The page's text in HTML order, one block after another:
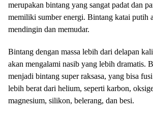
merupakan bintang yang sangat padat dan
memiliki sumber energi. Bintang katai putih
mendingin dan memudar.
Bintang dengan massa lebih dari delapan
akan mengalami nasib yang lebih dramatis.
menjadi bintang super raksasa, yang bisa
lebih berat dari helium, seperti karbon,
magnesium, silikon, belerang, dan besi.